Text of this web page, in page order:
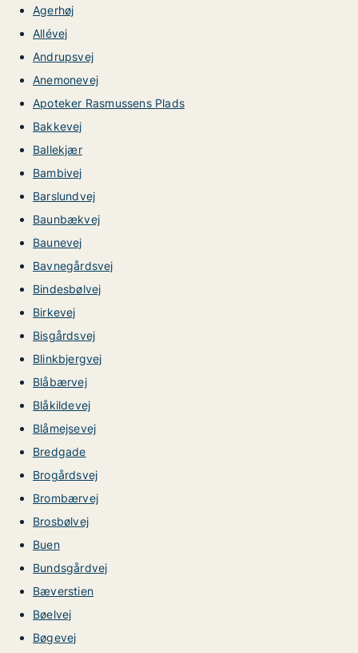
Agerhøj
Allévej
Andrupsvej
Anemonevej
Apoteker Rasmussens Plads
Bakkevej
Ballekjær
Bambivej
Barslundvej
Baunbækvej
Baunevej
Bavnegårdsvej
Bindesbølvej
Birkevej
Bisgårdsvej
Blinkbjergvej
Blåbærvej
Blåkildevej
Blåmejsevej
Bredgade
Brogårdsvej
Brombærvej
Brosbølvej
Buen
Bundsgårdvej
Bæverstien
Bøelvej
Bøgevej